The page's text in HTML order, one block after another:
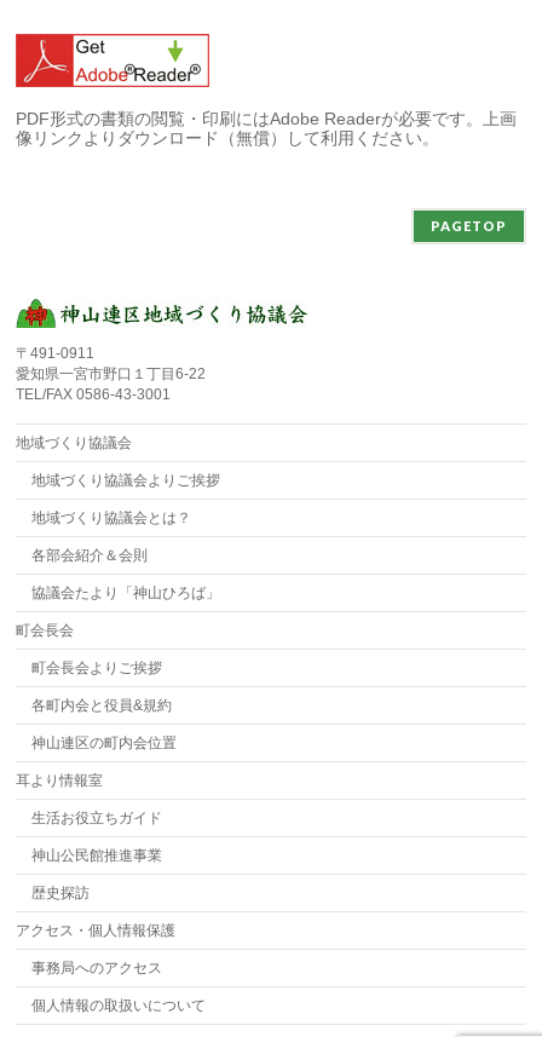
PDF形式の書類の閲覧・印刷にはAdobe Readerが必要です。上画
像リンクよりダウンロード（無償）して利用ください。
PAGETOP
〒491-0911
愛知県一宮市野口１丁目6-22
TEL/FAX 0586-43-3001
地域づくり協議会
地域づくり協議会よりご挨拶
地域づくり協議会とは？
各部会紹介＆会則
協議会たより「神山ひろば」
町会長会
町会長会よりご挨拶
各町内会と役員&規約
神山連区の町内会位置
耳より情報室
生活お役立ちガイド
神山公民館推進事業
歴史探訪
アクセス・個人情報保護
事務局へのアクセス
個人情報の取扱いについて